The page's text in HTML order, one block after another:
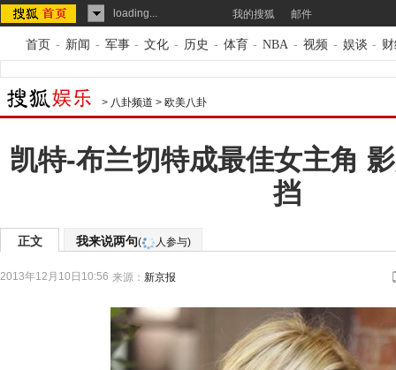
loading... 我的搜狐 邮件
首页 - 新闻 - 军事 - 文化 - 历史 - 体育 - NBA - 视频 - 娱谈 -
> 八卦频道 > 欧美八卦
凯特-布兰切特成最佳女主角
挡
正文 我来说两句( 人参与)
2013年12月10日10:56 来源： 新京报